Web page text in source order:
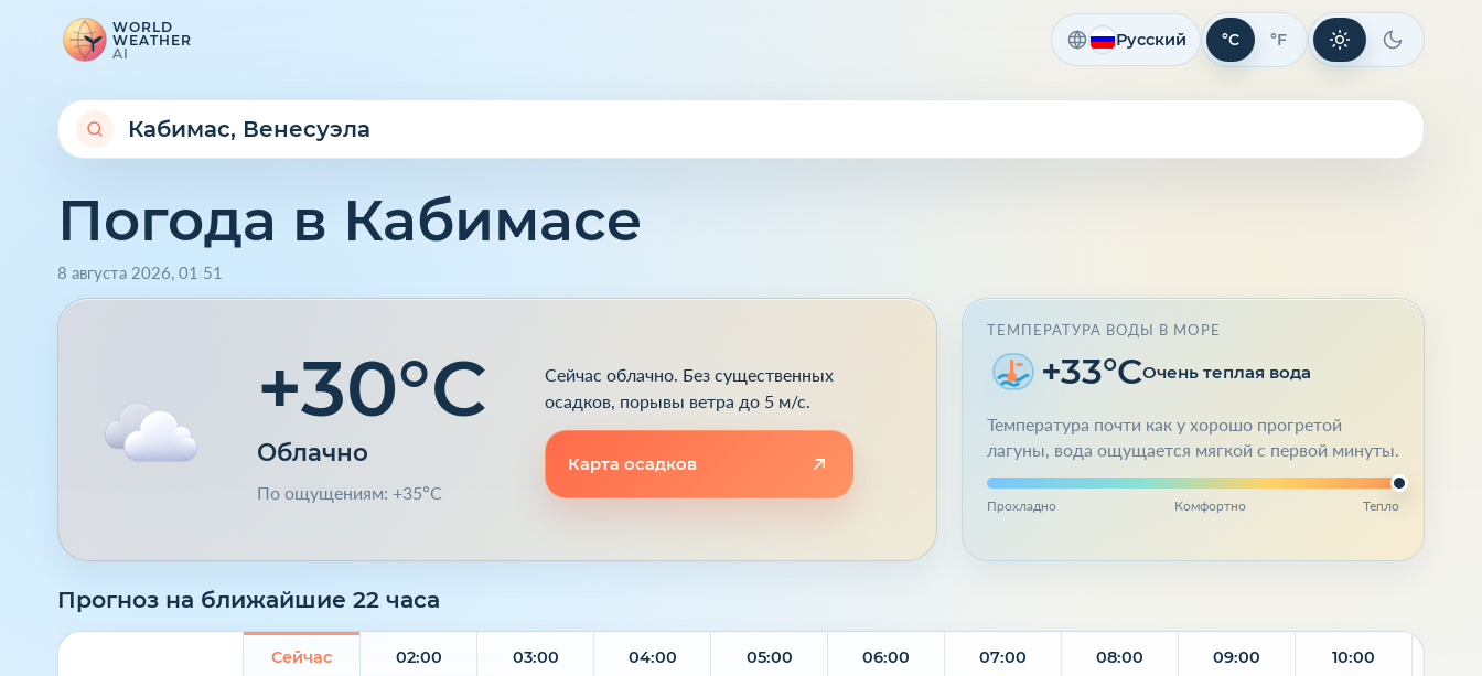
WORLD
WEATHER
AI
Русский °C °F Светлая тема
Темная
Погода в Кабимасе
8 августа 2026, 01 51
+30°C
Облачно
По ощущениям: +35°C
Сейчас облачно. Без существенных
осадков, порывы ветра до 5 м/с.
Карта осадков
ТЕМПЕРАТУРА ВОДЫ В МОРЕ
+33°CОчень теплая вода
Температура почти как у хорошо прогретой
лагуны, вода ощущается мягкой с первой минуты.
Прохладно Комфортно Тепло
Прогноз на ближайшие 22 часа
Сейчас 02:00 03:00 04:00 05:00 06:00 07:00 08:00 09:00 10:00